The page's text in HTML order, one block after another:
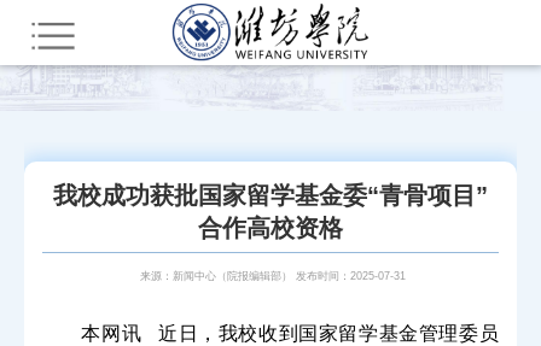
您所在的位置：首页 新闻中心 潍院动态
我校成功获批国家留学基金委“青骨项目”
合作高校资格
来源：新闻中心（院报编辑部） 发布时间：2025-07-31
本网讯 近日，我校收到国家留学基金管理委员